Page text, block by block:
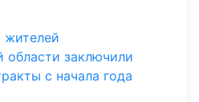
жителей
области заключили
с начала года